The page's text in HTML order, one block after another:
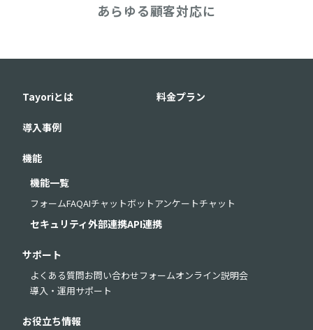
あらゆる顧客対応に
Tayoriとは 料金プラン
導入事例
機能
機能一覧
フォームFAQAIチャットボットアンケートチャット
セキュリティ外部連携API連携
サポート
よくある質問お問い合わせフォームオンライン説明会
導入・運用サポート
お役立ち情報